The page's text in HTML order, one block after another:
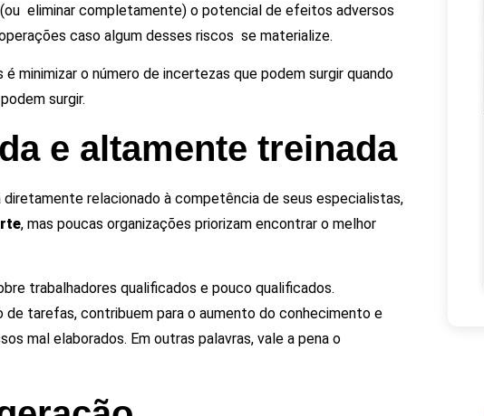
eliminar completamente) o potencial de efeitos adversos
caso algum desses riscos se materialize.
minimizar o número de incertezas que podem surgir quando
surgir.
e altamente treinada
relacionado à competência de seus especialistas,
, mas poucas organizações priorizam encontrar o melhor
trabalhadores qualificados e pouco qualificados.
de tarefas, contribuem para o aumento do conhecimento e
mal elaborados. Em outras palavras, vale a pena o